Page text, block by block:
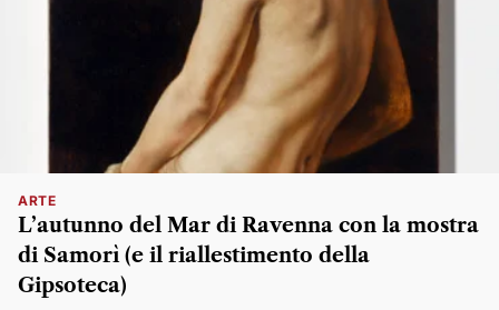
ARTE
L’autunno del Mar di Ravenna con la mostra
di Samorì (e il riallestimento della
Gipsoteca)